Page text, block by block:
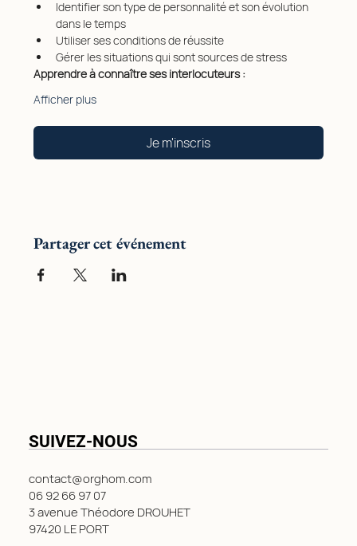
Identifier son type de personnalité et son évolution
dans le temps
Utiliser ses conditions de réussite
Gérer les situations qui sont sources de stress
Apprendre à connaître ses interlocuteurs :
Afficher plus
Je m'inscris
Partager cet événement
contact@orghom.com
06 92 66 97 07
3 avenue Théodore DROUHET
97420 LE PORT
SUIVEZ-NOUS